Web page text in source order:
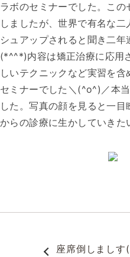
ラボのセミナーでした。こ
しましたが、世界で有名な
シュアップされると聞き二年
(*^^*)内容は矯正治療に応用
しいテクニックなど実習を
セミナーでした＼(^o^)／本
した。写真の顔を見ると一
からの診療に生かしていき
座席倒しましす